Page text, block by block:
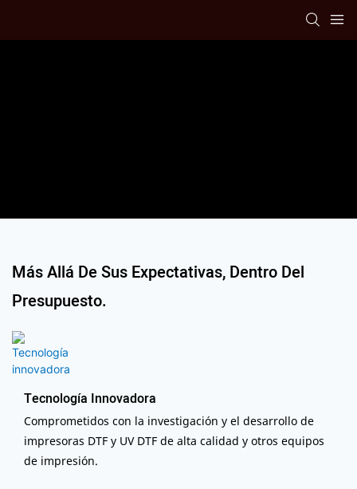
Más Allá De Sus Expectativas, Dentro Del
Presupuesto.
Tecnología Innovadora
Comprometidos con la investigación y el desarrollo de
impresoras DTF y UV DTF de alta calidad y otros equipos
de impresión.